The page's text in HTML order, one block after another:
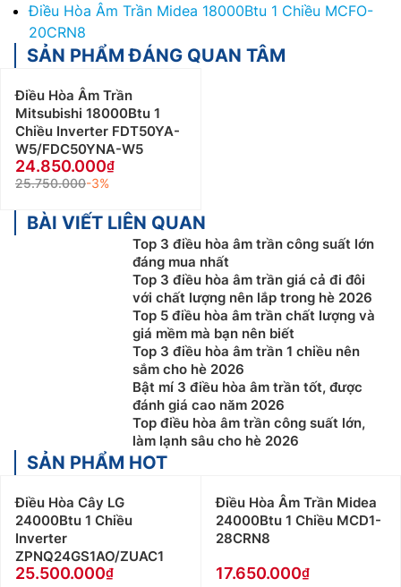
Điều Hòa Âm Trần Midea 18000Btu 1 Chiều MCFO-
20CRN8
SẢN PHẨM ĐÁNG QUAN TÂM
Điều Hòa Âm Trần
Mitsubishi 18000Btu 1
Chiều Inverter FDT50YA-
W5/FDC50YNA-W5
24.850.000
25.750.000-3%
BÀI VIẾT LIÊN QUAN
Top 3 điều hòa âm trần công suất lớn
đáng mua nhất
Top 3 điều hòa âm trần giá cả đi đôi
với chất lượng nên lắp trong hè 2026
Top 5 điều hòa âm trần chất lượng và
giá mềm mà bạn nên biết
Top 3 điều hòa âm trần 1 chiều nên
sắm cho hè 2026
Bật mí 3 điều hòa âm trần tốt, được
đánh giá cao năm 2026
Top điều hòa âm trần công suất lớn,
làm lạnh sâu cho hè 2026
SẢN PHẨM HOT
Điều Hòa Cây LG
24000Btu 1 Chiều
Inverter
ZPNQ24GS1AO/ZUAC1
25.500.000
Điều Hòa Âm Trần Midea
24000Btu 1 Chiều MCD1-
28CRN8
17.650.000